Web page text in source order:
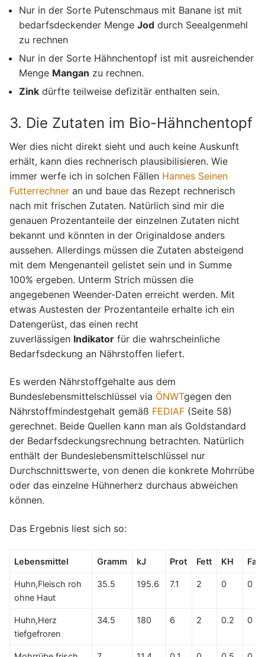
Nur in der Sorte Putenschmaus mit Banane ist mit
bedarfsdeckender Menge Jod durch Seealgenmehl
zu rechnen
Nur in der Sorte Hähnchentopf ist mit ausreichender
Menge Mangan zu rechnen.
Zink dürfte teilweise defizitär enthalten sein.
3. Die Zutaten im Bio-Hähnchentopf
Wer dies nicht direkt sieht und auch keine Auskunft
erhält, kann dies rechnerisch plausibilisieren. Wie
immer werfe ich in solchen Fällen Hannes Seinen
Futterrechner an und baue das Rezept rechnerisch
nach mit frischen Zutaten. Natürlich sind mir die
genauen Prozentanteile der einzelnen Zutaten nicht
bekannt und könnten in der Originaldose anders
aussehen. Allerdings müssen die Zutaten absteigend
mit dem Mengenanteil gelistet sein und in Summe
100% ergeben. Unterm Strich müssen die
angegebenen Weender-Daten erreicht werden. Mit
etwas Austesten der Prozentanteile erhalte ich ein
Datengerüst, das einen recht
zuverlässigen Indikator für die wahrscheinliche
Bedarfsdeckung an Nährstoffen liefert.
Es werden Nährstoffgehalte aus dem
Bundeslebensmittelschlüssel via ÖNWTgegen den
Nährstoffmindestgehalt gemäß FEDIAF (Seite 58)
gerechnet. Beide Quellen kann man als Goldstandard
der Bedarfsdeckungsrechnung betrachten. Natürlich
enthält der Bundeslebensmittelschlüssel nur
Durchschnittswerte, von denen die konkrete Mohrrübe
oder das einzelne Hühnerherz durchaus abweichen
können.
Das Ergebnis liest sich so:
Lebensmittel Gramm kJ Prot Fett KH
Huhn,Fleisch roh
ohne Haut
35.5 195.6 7.1 2 0 0
Huhn,Herz
tiefgefroren
34.5 180 6 2 0.2 0